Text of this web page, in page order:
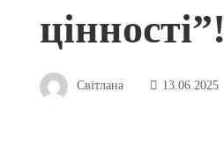
цінності”!
Світлана 13.06.2025